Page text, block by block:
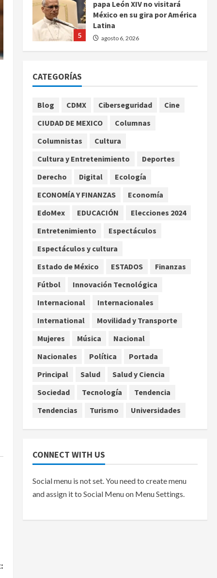
5
papa León XIV no visitará
México en su gira por América
Latina
agosto 6, 2026
femeninas
agosto 6, 2026
2
Publican artículo sobre
los hijos
agosto 6, 2026
Bacterias en el semen
también condicionan el éxito
cambia el foco al microbioma
4
¿Sería posible saber si una
consciencia?
agosto 6, 2026
Sheinbaum confirma que el
papa León XIV no visitará
Latina
agosto 6, 2026
CATEGORÍAS
Blog CDMX Ciberseguridad
Cine
CIUDAD DE MEXICO
Columnas
Columnistas
Cultura
Cultura y Entretenimiento
Deportes
Derecho
Digital
Ecología
ECONOMÍA Y FINANZAS
Economía
EdoMex
EDUCACIÓN
Elecciones 2024
Entretenimiento
Espectáculos
Espectáculos y cultura
Estado de México
ESTADOS
Finanzas
Fútbol
Innovación Tecnológica
Internacional
Internacionales
International
Movilidad y Transporte
Mujeres
Música
Nacional
Nacionales
Política
Portada
Principal
Salud
Salud y Ciencia
Sociedad
Tecnología
Tendencia
Tendencias
Turismo Universidades
CONNECT WITH US
Social menu is not set. You need to create menu
and assign it to Social Menu on Menu Settings.